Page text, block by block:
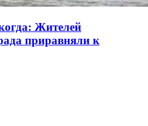
Жителей
приравняли к